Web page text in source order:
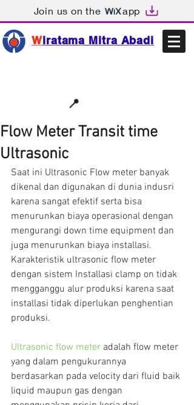
Join us on the app
Wiratama Mitra Abadi
📍
Flow Meter Transit time
Ultrasonic
Saat ini Ultrasonic Flow meter banyak
dikenal dan digunakan di dunia indusri
karena sangat efektif serta bisa
menurunkan biaya operasional dengan
mengurangi down time equipment dan
juga menurunkan biaya installasi.
Karakteristik ultrasonic flow meter
dengan sistem Installasi clamp on tidak
mengganggu alur produksi karena saat
installasi tidak diperlukan penghentian
produksi.
Ultrasonic flow meter adalah flow meter
yang dalam pengukurannya
berdasarkan pada velocity dari fluid baik
liquid maupun gas dengan